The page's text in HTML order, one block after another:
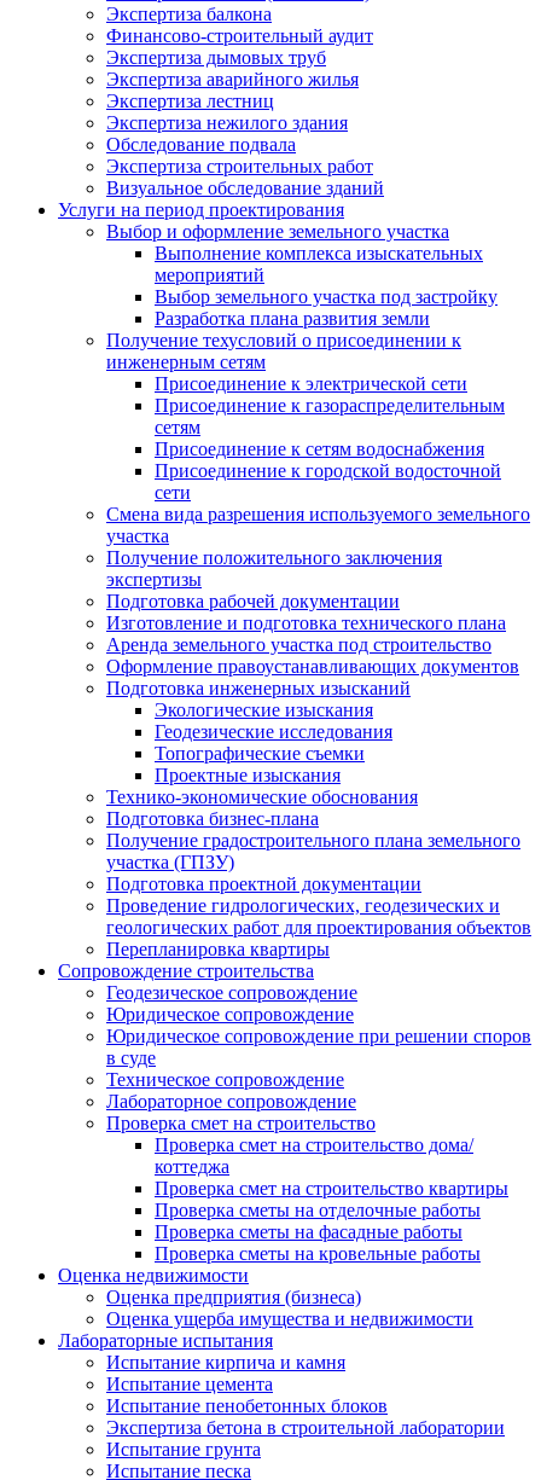
Экспертиза балкона
Финансово-строительный аудит
Экспертиза дымовых труб
Экспертиза аварийного жилья
Экспертиза лестниц
Экспертиза нежилого здания
Обследование подвала
Экспертиза строительных работ
Визуальное обследование зданий
Услуги на период проектирования
Выбор и оформление земельного участка
Выполнение комплекса изыскательных
мероприятий
Выбор земельного участка под застройку
Разработка плана развития земли
Получение техусловий о присоединении к
инженерным сетям
Присоединение к электрической сети
Присоединение к газораспределительным
сетям
Присоединение к сетям водоснабжения
Присоединение к городской водосточной
сети
Смена вида разрешения используемого земельного
участка
Получение положительного заключения
экспертизы
Подготовка рабочей документации
Изготовление и подготовка технического плана
Аренда земельного участка под строительство
Оформление правоустанавливающих документов
Подготовка инженерных изысканий
Экологические изыскания
Геодезические исследования
Топографические съемки
Проектные изыскания
Технико-экономические обоснования
Подготовка бизнес-плана
Получение градостроительного плана земельного
участка (ГПЗУ)
Подготовка проектной документации
Проведение гидрологических, геодезических и
геологических работ для проектирования объектов
Перепланировка квартиры
Сопровождение строительства
Геодезическое сопровождение
Юридическое сопровождение
Юридическое сопровождение при решении споров
в суде
Техническое сопровождение
Лабораторное сопровождение
Проверка смет на строительство
Проверка смет на строительство дома/
коттеджа
Проверка смет на строительство квартиры
Проверка сметы на отделочные работы
Проверка сметы на фасадные работы
Проверка сметы на кровельные работы
Оценка недвижимости
Оценка предприятия (бизнеса)
Оценка ущерба имущества и недвижимости
Лабораторные испытания
Испытание кирпича и камня
Испытание цемента
Испытание пенобетонных блоков
Экспертиза бетона в строительной лаборатории
Испытание грунта
Испытание песка